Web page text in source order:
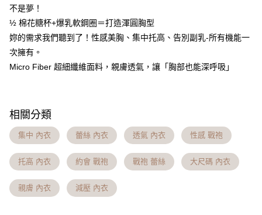
帳／街口支付／iPASS MONEY」等通路繳費。
【注意事項】
1.本服務係由「台灣大哥大股份有限公司」（以下簡稱本公司）所提供，讓
用戶於交易時，得透過本服務購買商品或服務，並由商店將買賣／分期付款
買賣價金債權讓與本公司後，依約使用本公司帳單繳交帳款。
結帳頁面，進行簡訊認證並確認金額後，即可完成結帳。
３．收到繳費通知簡訊後14天內，點擊此簡訊中的連結，可透過四大超商／
ATM／網路銀行／等多元方式進行付款，方視為交易完成。
※ 請注意：結帳手續完成當下不需立刻繳費，但若您需要取消訂單，請聯絡
購買商品的店家。未經商家同意取消之訂單仍視為有效，需透過AFTEE先享
後付繳納相關費用。
【注意事項】
１．透過由恩沛科技股份有限公司提供之「AFTEE先享後付」服務完成之交
易，需依本服務之必要範圍內提供個人資料，並將交易相關給付款項請求債
權轉讓予恩沛科技股份有限公司。
２．關於個人資料處理事宜，請瀏覽以下網址：
３．未成年的使用者請事先徵得法定代理人或監護人之同意方可使用
「AFTEE先享後付」，若未經同意申辦者引起之損失，本公司不負相關責
運送方式
全家貨到付款 約3~5天到貨，實際出貨依照配送狀態為主。※
國定假日將順延
每筆NT$70，滿NT$1,000(含以上)免運費
每筆NT$70，滿NT$699(含以上)免運費
7-11貨到付款 約3~5天到貨，實際出貨依照配送狀態為主。※
國定假日將順延
每筆NT$70，滿NT$1,000(含以上)免運費
付款後7-11取貨 約3~5天到貨，實際出貨依照配送狀態為主。
※國定假日將順延
不是夢！
½ 棉花糖杯+爆乳軟鋼圈＝打造渾圓胸型
妳的需求我們聽到了！性感美胸、集中托高、告別副乳-所有機能一
次擁有。
Micro Fiber 超細纖維面料，親膚透氣，讓「胸部也能深呼吸」
相關分類
集中 內衣 蕾絲 內衣 透氣 內衣 性感 戰袍
托高 內衣 約會 戰袍 戰袍 蕾絲 大尺碼 內衣
親膚 內衣 減壓 內衣